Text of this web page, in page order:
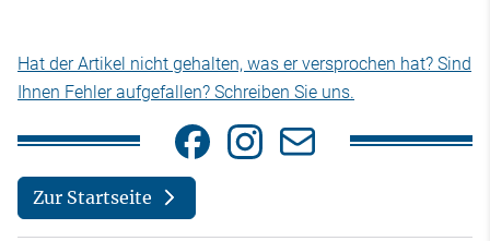
Hat der Artikel nicht gehalten, was er versprochen hat? Sind
Ihnen Fehler aufgefallen? Schreiben Sie uns.
Zur Startseite